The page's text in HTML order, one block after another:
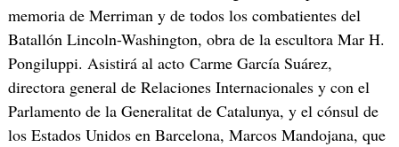
memoria de Merriman y de todos los combatientes del
Batallón Lincoln-Washington, obra de la escultora Mar H.
Pongiluppi. Asistirá al acto Carme García Suárez,
directora general de Relaciones Internacionales y con el
Parlamento de la Generalitat de Catalunya, y el cónsul de
los Estados Unidos en Barcelona, Marcos Mandojana, que